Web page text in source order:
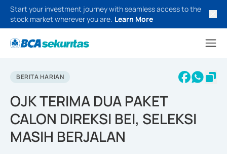
Start your investment journey with seamless access to the
stock market wherever you are. Learn More
BERITA HARIAN
OJK TERIMA DUA PAKET
CALON DIREKSI BEI, SELEKSI
MASIH BERJALAN